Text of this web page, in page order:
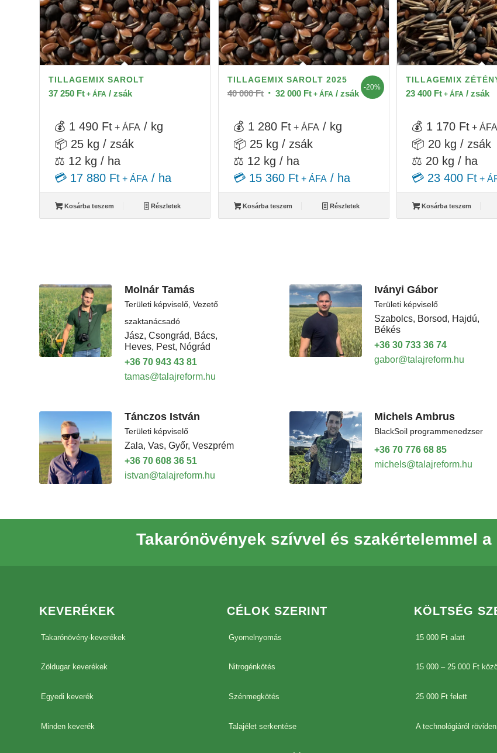
TILLAGEMIX SAROLT
37 250 Ft + ÁFA / zsák
💰 1 490 Ft + ÁFA / kg
📦 25 kg / zsák
⚖️ 12 kg / ha
💳 17 880 Ft + ÁFA / ha
Kosárba teszem Részletek
TILLAGEMIX SAROLT 2025
40 000Ft Original
40
000 Ft.
32 000 FtCurrent
32
000 Ft.
+ ÁFA / zsák
-20%
💰 1 280 Ft+ ÁFA / kg
📦 25 kg / zsák
⚖️ 12 kg / ha
💳 15 360 Ft+ ÁFA/ ha
Kosárba teszem Részletek
TILLAGEMIX
23 400 Ft + ÁFA / zsák
💰 1 170 Ft + ÁFA
📦 20 kg / zsák
⚖️ 20 kg / ha
💳 23 400 Ft +
Kosárba teszem
Molnár Tamás
Területi képviselő, Vezető
szaktanácsadó
Jász, Csongrád, Bács,
Heves, Pest, Nógrád
+36 70 943 43 81
tamas@talajreform.hu
Iványi Gábor
Területi képviselő
Szabolcs, Borsod, Hajdú,
Békés
+36 30 733 36 74
gabor@talajreform.hu
Tánczos István
Területi képviselő
Zala, Vas, Győr, Veszprém
+36 70 608 36 51
istvan@talajreform.hu
Michels Ambrus
BlackSoil programmenedzser
+36 70 776 68 85
michels@talajreform.hu
Takarónövények szívvel és szakértelemmel
KEVERÉKEK
Takarónövény-keverékek
Zöldugar keverékek
Egyedi keverék
Minden keverék
CÉLOK SZERINT
Gyomelnyomás
Nitrogénkötés
Szénmegkötés
Talajélet serkentése
KÖLTSÉG
15 000 Ft alatt
15 000 – 25 000 Ft
25 000 Ft felett
A technológiáról röviden